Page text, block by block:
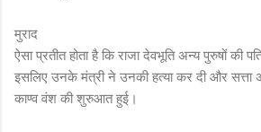
मुराद
ऐसा प्रतीत होता है कि राजा देवभूति अन्य पुरुषों की
इसलिए उनके मंत्री ने उनकी हत्या कर दी और
काण्व वंश की शुरुआत हुई।